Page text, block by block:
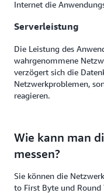
Internet die
Serverleistung
Die Leistung des
wahrgenommene
verzögert sich die
Netzwerkproblemen,
reagieren.
Wie kann man
messen?
Sie können die
to First Byte und